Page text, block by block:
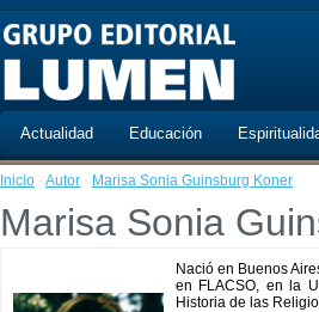
Actualidad Educación
Inicio · Autor · Marisa Sonia Guinsburg Koner
Marisa Sonia
Nació en Buenos
en FLACSO, en la
Historia de las